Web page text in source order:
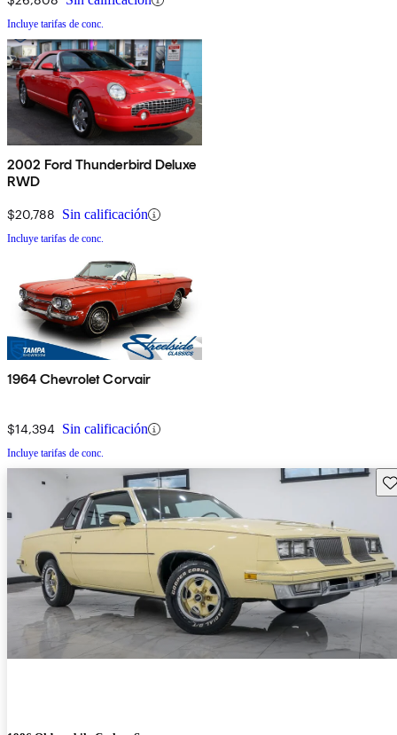
Incluye tarifas de conc.
2002 Ford Thunderbird Deluxe
RWD
$20,788 Sin calificación
Incluye tarifas de conc.
1964 Chevrolet Corvair
$14,394 Sin calificación
Incluye tarifas de conc.